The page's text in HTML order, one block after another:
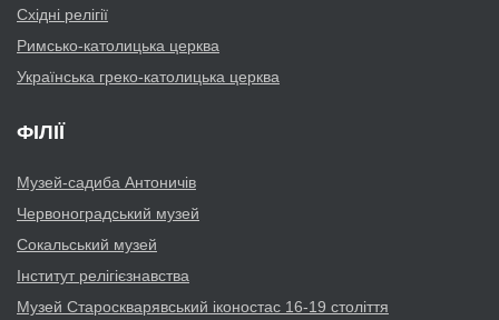
Східні релігії
Римсько-католицька церква
Українська греко-католицька церква
ФІЛІЇ
Музей-садиба Антоничів
Червоноградський музей
Сокальський музей
Інститут релігієзнавства
Музей Староскварявський іконостас 16-19 cтоліття